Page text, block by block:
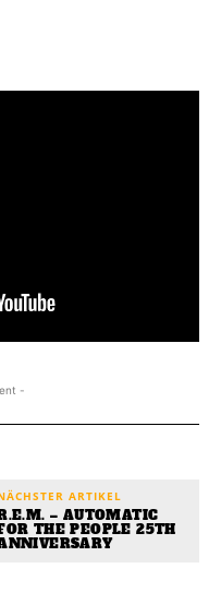
-
ARTIKEL
– AUTOMATIC
THE PEOPLE 25TH